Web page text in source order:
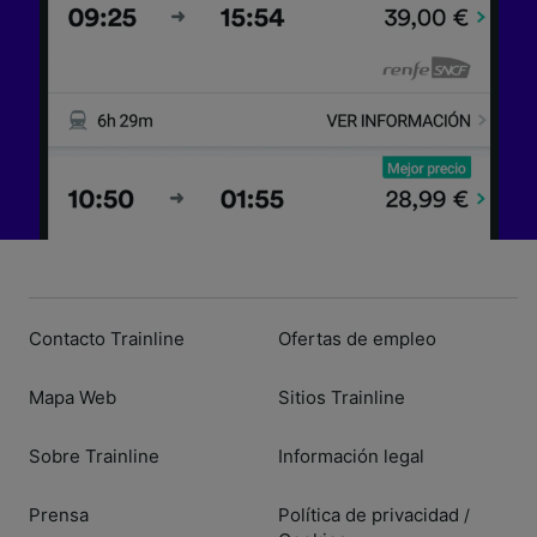
Contacto Trainline
Mapa Web
Sobre Trainline
Prensa
Ofertas de empleo
Sitios Trainline
Información legal
Política de privacidad /